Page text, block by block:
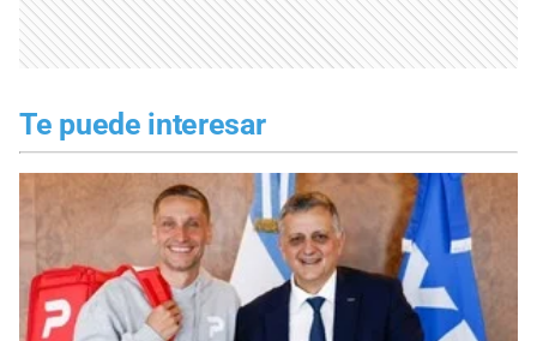
Te puede interesar